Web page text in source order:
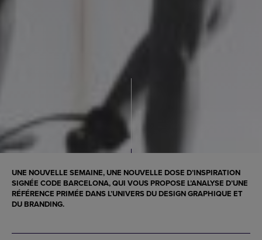
UNE NOUVELLE SEMAINE, UNE NOUVELLE DOSE D’INSPIRATION
SIGNÉE CODE BARCELONA, QUI VOUS PROPOSE L’ANALYSE D’UNE
RÉFÉRENCE PRIMÉE DANS L’UNIVERS DU DESIGN GRAPHIQUE ET
DU BRANDING.